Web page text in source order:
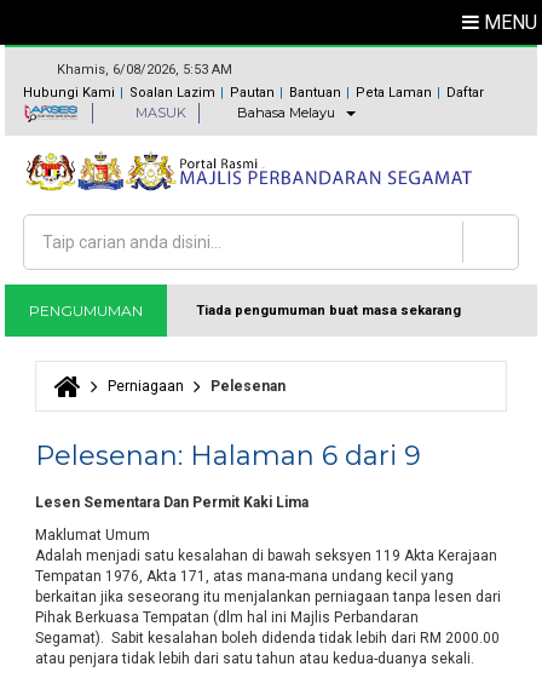
MENU
Khamis, 6/08/2026, 5:53 AM
Hubungi Kami
Soalan Lazim Pautan Bantuan Peta Laman Daftar
MASUK Bahasa Melayu
Borang carian
Carian
PENGUMUMAN Tiada pengumuman buat masa sekarang
Anda di sini
Perniagaan Pelesenan
Pelesenan: Halaman 6 dari 9
Lesen Sementara Dan Permit Kaki Lima
Maklumat Umum
Adalah menjadi satu kesalahan di bawah seksyen 119 Akta Kerajaan
Tempatan 1976, Akta 171, atas mana-mana undang kecil yang
berkaitan jika seseorang itu menjalankan perniagaan tanpa lesen dari
Pihak Berkuasa Tempatan (dlm hal ini Majlis Perbandaran
Segamat). Sabit kesalahan boleh didenda tidak lebih dari RM 2000.00
atau penjara tidak lebih dari satu tahun atau kedua-duanya sekali.